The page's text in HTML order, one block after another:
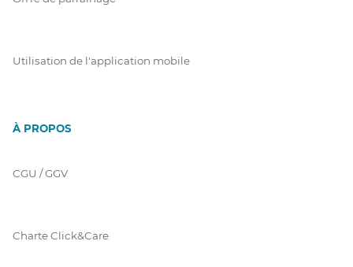
Utilisation de l'application mobile
À PROPOS
CGU / GGV
Charte Click&Care